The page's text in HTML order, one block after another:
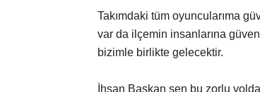
Takımdaki tüm oyuncularıma
var da ilçemin insanlarına
bizimle birlikte gelecektir.
İhsan Başkan sen bu zorlu yolda